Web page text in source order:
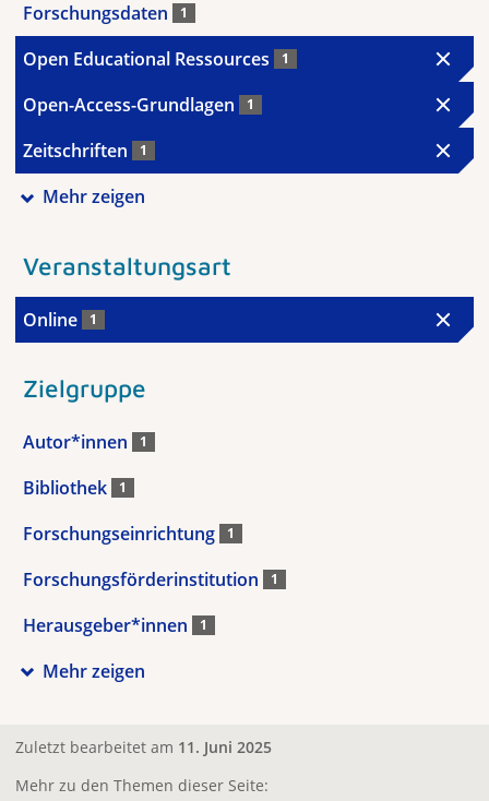
Forschungsdaten 1
Open Educational Ressources 1
Open-Access-Grundlagen 1
Zeitschriften 1
Mehr zeigen
Veranstaltungsart
Online 1
Zielgruppe
Autor*innen 1
Bibliothek 1
Forschungseinrichtung 1
Forschungsförderinstitution 1
Herausgeber*innen 1
Mehr zeigen
Zuletzt bearbeitet am 11. Juni 2025
Mehr zu den Themen dieser Seite: